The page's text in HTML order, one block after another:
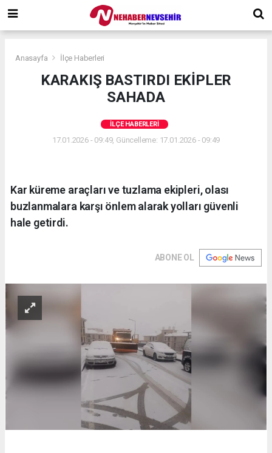
Anasayfa İlçe Haberleri
KARAKIŞ BASTIRDI EKİPLER
SAHADA
İLÇE HABERLERI
17.01.2026 - 09:49, Güncelleme: 17.01.2026 - 09:49
Kar küreme araçları ve tuzlama ekipleri, olası
buzlanmalara karşı önlem alarak yolları güvenli
hale getirdi.
ABONE OL